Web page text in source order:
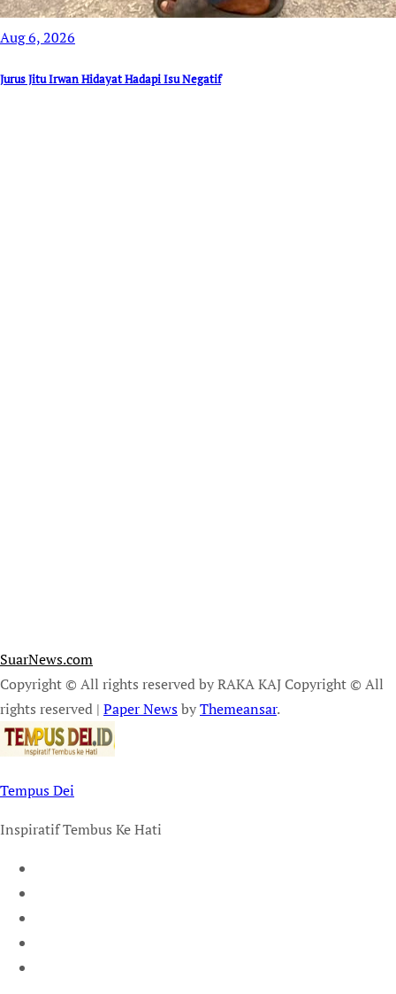
Aug 6, 2026
Jurus Jitu Irwan Hidayat Hadapi Isu Negatif
SuarNews.com
Copyright © All rights reserved by RAKA KAJ Copyright © All
rights reserved | Paper NewsbyThemeansar.
Tempus Dei
Inspiratif Tembus Ke Hati